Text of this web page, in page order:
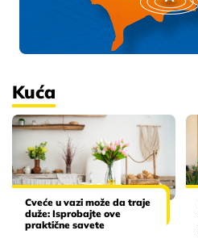
Kuća
Cveće u vazi može da traje
duže: Isprobajte ove
praktične savete